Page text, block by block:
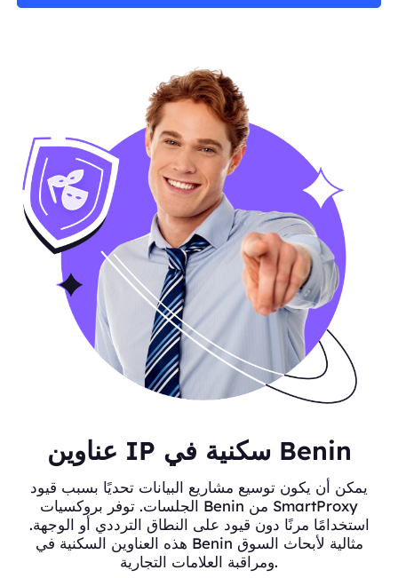
عناوين IP سكنية في Benin
يمكن أن يكون توسيع مشاريع البيانات تحديًا بسبب قيود
الجلسات. توفر بروكسيات Benin من SmartProxy
استخدامًا مرنًا دون قيود على النطاق الترددي أو الوجهة.
هذه العناوين السكنية في Benin مثالية لأبحاث السوق
ومراقبة العلامات التجارية.